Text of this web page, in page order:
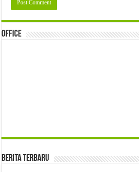
Office
Berita Terbaru